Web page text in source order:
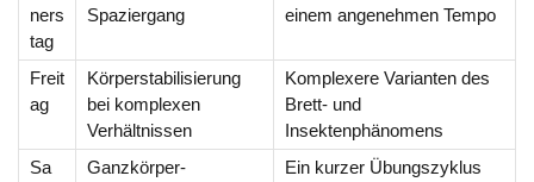
ners
tag
Spaziergang
einem angenehmen Tempo
Freit
ag
Körperstabilisierung
bei komplexen
Verhältnissen
Komplexere Varianten des
Brett- und
Insektenphänomens
Sa
Ganzkörper-
Ein kurzer Übungszyklus